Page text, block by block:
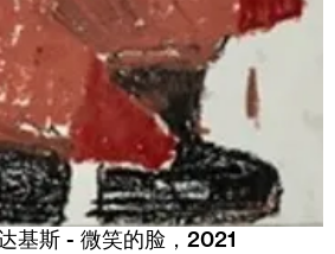
基斯 - 微笑的脸，2021